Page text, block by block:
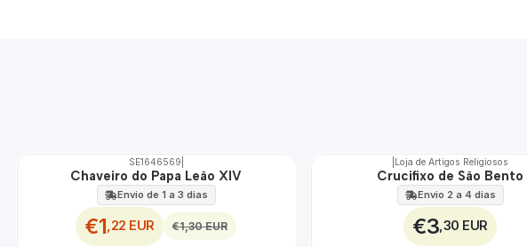
DESCONTO
SE1646569
Chaveiro do Papa Leão XIV
Envio de 1 a 3 dias
€1 ,22 EUR €1,30 EUR
Loja de Artigos Religiosos
Crucifixo de São Bento
Envio 2 a 4 dias
€3 ,30 EUR